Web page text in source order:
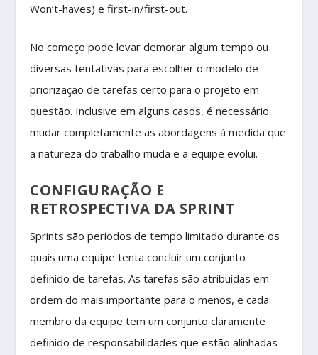
Won’t-haves) e first-in/first-out.
No começo pode levar demorar algum tempo ou
diversas tentativas para escolher o modelo de
priorização de tarefas certo para o projeto em
questão. Inclusive em alguns casos, é necessário
mudar completamente as abordagens à medida que
a natureza do trabalho muda e a equipe evolui.
CONFIGURAÇÃO E
RETROSPECTIVA DA SPRINT
Sprints são períodos de tempo limitado durante os
quais uma equipe tenta concluir um conjunto
definido de tarefas. As tarefas são atribuídas em
ordem do mais importante para o menos, e cada
membro da equipe tem um conjunto claramente
definido de responsabilidades que estão alinhadas